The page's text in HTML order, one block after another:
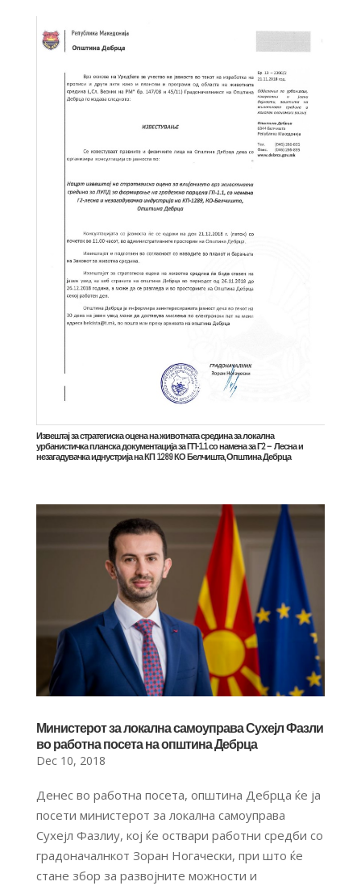
Извештај за стратегиска оцена на животната средина за локална
урбанистичка планска документација за ГП-1.1 со намена за Г2 – Лесна и
незагадувачка иднустрија на КП 1289 КО Белчишта, Општина Дебрца
Министерот за локална самоуправа Сухејл Фазли
во работна посета на општина Дебрца
Dec 10, 2018
Денес во работна посета, општина Дебрца ќе ја
посети министерот за локална самоуправа
Сухејл Фазлиу, кој ќе оствари работни средби со
градоначалнкот Зоран Ногачески, при што ќе
стане збор за развојните можности и